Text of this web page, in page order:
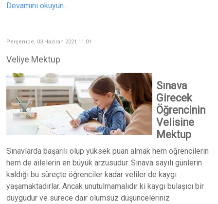
Devamını okuyun...
Perşembe, 03 Haziran 2021 11:01
Veliye Mektup
Sınava
Girecek
Öğrencinin
Velisine
Mektup
Sınavlarda başarılı olup yüksek puan almak hem öğrencilerin
hem de ailelerin en büyük arzusudur. Sınava sayılı günlerin
kaldığı bu süreçte öğrenciler kadar veliler de kaygı
yaşamaktadırlar. Ancak unutulmamalıdır ki kaygı bulaşıcı bir
duygudur ve sürece dair olumsuz düşünceleriniz